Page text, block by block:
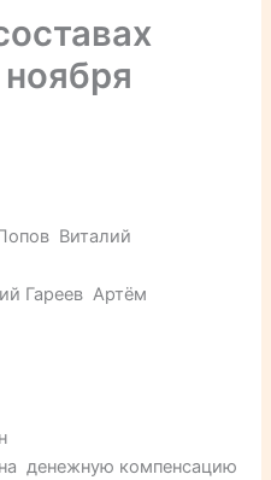
Виталий
Гареев Артём
денежную компенсацию